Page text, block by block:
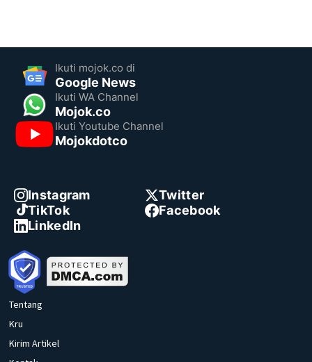
Ikuti mojok.co di
Google News
Ikuti WA Channel
Mojok.co
Ikuti Youtube Channel
Mojokdotco
Instagram
Twitter
TikTok
Facebook
LinkedIn
Tentang
Kru
Kirim Artikel